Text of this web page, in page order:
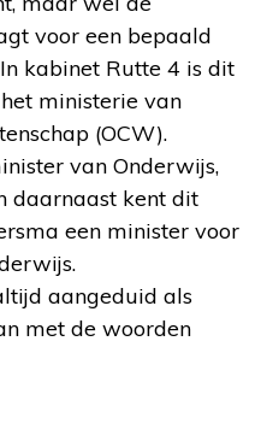
voor een bepaald
kabinet Rutte 4 is dit
ministerie van
(OCW).
van Onderwijs,
daarnaast kent dit
een minister voor
aangeduid als
met de woorden